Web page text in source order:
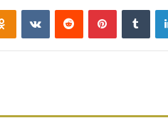
لينكدإن بينتيريست